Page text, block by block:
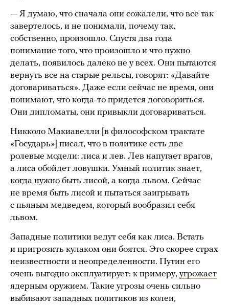
— Я думаю, что сначала они сожалели, что все так
завертелось, и не понимали, почему так,
собственно, произошло. Спустя два года
понимание того, что произошло и что нужно
делать, появилось далеко не у всех. Они пытаются
вернуть все на старые рельсы, говорят: «Давайте
договариваться». Даже если сейчас не время, они
понимают, что когда-то придется договориться.
Они дипломаты, они привыкли договариваться.
Никколо Макиавелли [в философском трактате
«Государь»] писал, что в политике есть две
ролевые модели: лиса и лев. Лев напугает врагов,
а лиса обойдет ловушки. Умный политик знает,
когда нужно быть лисой, а когда львом. Сейчас
не время быть лисой и пытаться заигрывать
с пьяным медведем, который вообразил себя
львом.
Западные политики ведут себя как лиса. Встать
и пригрозить кулаком они боятся. Это скорее страх
неизвестности и неопределенности. Путин его
очень выгодно эксплуатирует: к примеру, угрожает
ядерным оружием. Такие угрозы очень сильно
выбивают западных политиков из колеи,